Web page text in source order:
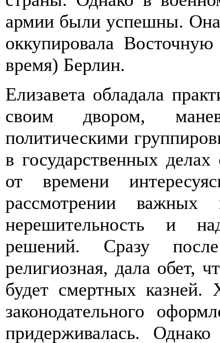
армии были успешны. Она
оккупировала
время) Берлин.
Елизавета обладала
своим двором,
политическими
в государственных
от времени
рассмотрении важных
нерешительность и
решений. Сразу
религиозная, дала обет,
будет смертных казней.
законодательного
придерживалась.